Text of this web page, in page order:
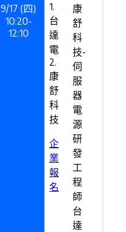
9/17 (四)
10:20-
12:10
1.
台
達
電
2.
康
舒
科
技
企
業
報
名
康
舒
科
技-
伺
服
器
電
源
研
發
工
程
師
台
達